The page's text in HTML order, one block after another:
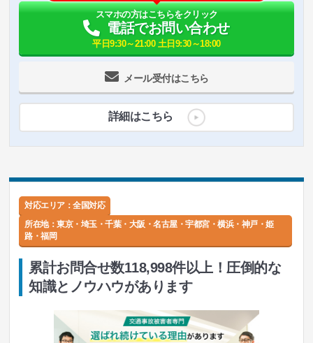
メール受付はこちら
スマホの方はこちらをクリック
電話でお問い合わせ
平日9:30～21:00 土日9:30～18:00
詳細はこちら
対応エリア：全国対応
所在地： 東京・埼玉・千葉・大阪・名古屋・宇都宮・横浜・神戸・姫
路・福岡
累計お問合せ数118,998件以上！圧倒的な
知識とノウハウがあります